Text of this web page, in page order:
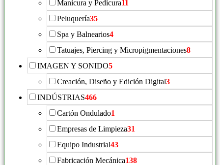
Manicura y Pedicura11
Peluquería35
Spa y Balnearios4
Tatuajes, Piercing y Micropigmentaciones8
IMAGEN Y SONIDO5
Creación, Diseño y Edición Digital3
INDÚSTRIAS466
Cartón Ondulado1
Empresas de Limpieza31
Equipo Industrial43
Fabricación Mecánica138